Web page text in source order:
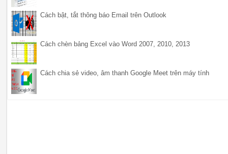
Cách bật, tắt thông báo Email trên Outlook
Cách chèn bảng Excel vào Word 2007, 2010, 2013
Cách chia sẻ video, âm thanh Google Meet trên máy tính